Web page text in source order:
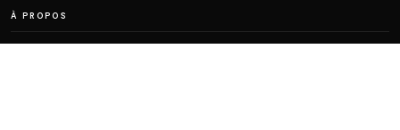
À PROPOS